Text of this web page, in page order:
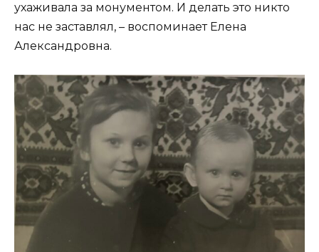
ухаживала за монументом. И делать это никто
нас не заставлял, – воспоминает Елена
Александровна.